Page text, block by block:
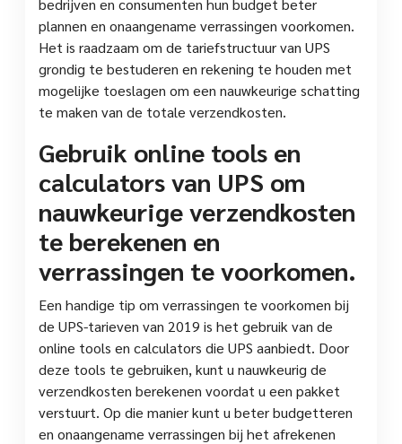
plannen en onaangename verrassingen voorkomen.
Het is raadzaam om de tariefstructuur van UPS
grondig te bestuderen en rekening te houden met
mogelijke toeslagen om een nauwkeurige schatting
te maken van de totale verzendkosten.
Gebruik online tools en
calculators van UPS om
nauwkeurige verzendkosten
te berekenen en
verrassingen te voorkomen.
Een handige tip om verrassingen te voorkomen bij
de UPS-tarieven van 2019 is het gebruik van de
online tools en calculators die UPS aanbiedt. Door
deze tools te gebruiken, kunt u nauwkeurig de
verzendkosten berekenen voordat u een pakket
verstuurt. Op die manier kunt u beter budgetteren
en onaangename verrassingen bij het afrekenen